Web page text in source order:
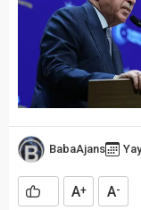
BabaAjans
A+ A-